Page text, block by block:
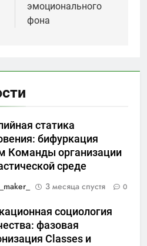
эмоционального
фона
статика
бифуркация
Команды организации
среде
3 месяца спустя 0
социология
фазовая
Classes и